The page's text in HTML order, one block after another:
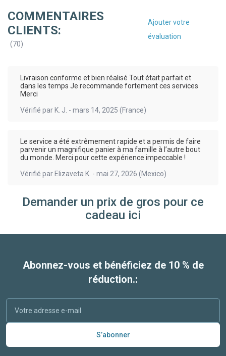
COMMENTAIRES
CLIENTS:
(70)
Ajouter votre
évaluation
Livraison conforme et bien réalisé Tout était parfait et
dans les temps Je recommande fortement ces services
Merci
Vérifié par K. J. - mars 14, 2025 (France)
Le service a été extrêmement rapide et a permis de faire
parvenir un magnifique panier à ma famille à l’autre bout
du monde. Merci pour cette expérience impeccable !
Vérifié par Elizaveta K. - mai 27, 2026 (Mexico)
Demander un prix de gros pour ce
cadeau ici
Abonnez-vous et bénéficiez de 10 % de
réduction.:
S’abonner